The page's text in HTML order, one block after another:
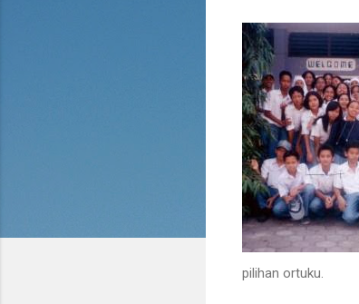
pilihan ortuku.